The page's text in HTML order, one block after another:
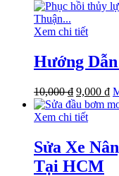
Xem chi tiết
Hướng
10,000₫ 9,000 ₫
Xem chi tiết
Sửa Xe
Tại HCM